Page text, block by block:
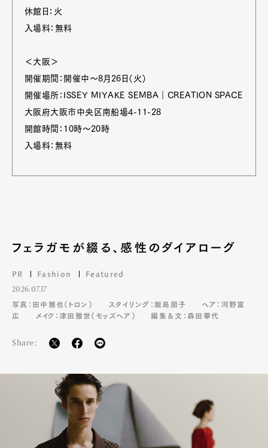
Contact
Pen international
休館日：火
入場料：無料
＜大阪＞
開催期間：開催中～8月26日（火）
開催場所：ISSEY MIYAKE SEMBA｜CREATION SPACE
大阪府大阪市中央区南船場4-11-28
開館時間：10時～20時
入場料：無料
フェラガモが綴る、感性のダイアローグ
PR Fashion Featured
2026.07.17
写真：田中雅也（トロン）
スタイリング：飯島朋子
ヘア：河野富
広
メイク：津田雅世（モッズヘア） 編集＆文：森田華代
Share: